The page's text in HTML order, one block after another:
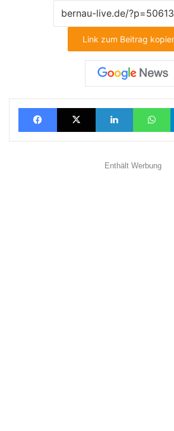
Link zum Beitrag
FacebookX LinkedIn
Enthält Werbung